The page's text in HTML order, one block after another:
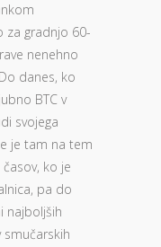
gradnjo 60-
nenehno
danes, ko
BTC v
svojega
je tam na tem
ko je
pa do
najboljših